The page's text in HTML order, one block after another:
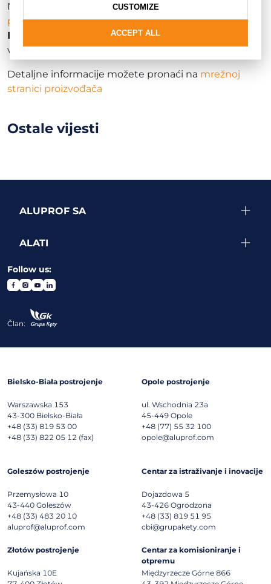
Novi okovi predstavljeni su uALUPROF-ovom
području za ovlaštene korisnike, podCATALOGUE
FITTINGS 2 - DOORS - TECHNICAL PART,
vrata / WALA / šarke WU-1R.
Detaljne informacije možete pronaći na mrežnoj
stranici proizvođača
Ostale vijesti
ALUPROF SA
ALATI
Follow us:
Član:
Bielsko-Biała postrojenje
Warszawska 153
43-300 Bielsko-Biała
+48 (33) 819 53 00
+48 (33) 822 05 12 (fax)
Opole postrojenje
ul. Wschodnia 23a
45-449 Opole
+48 (77) 55 32 100
opole@aluprof.com
Goleszów postrojenje
Przemysłowa 10
43-440 Goleszów
+48 (33) 483 20 10
aluprof@aluprof.com
Centar za istraživanje i inovacije
Dojazdowa 5
43-426 Ogrodzona
+48 (33) 819 51 95
cbi@grupakety.com
Złotów postrojenje
Kujańska 10E
Centar za komisioniranje i
otpremu
Międzyrzecze Górne 866
ACCEPT ALL
CUSTOMIZE